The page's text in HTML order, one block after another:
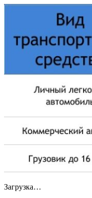
Загрузка…